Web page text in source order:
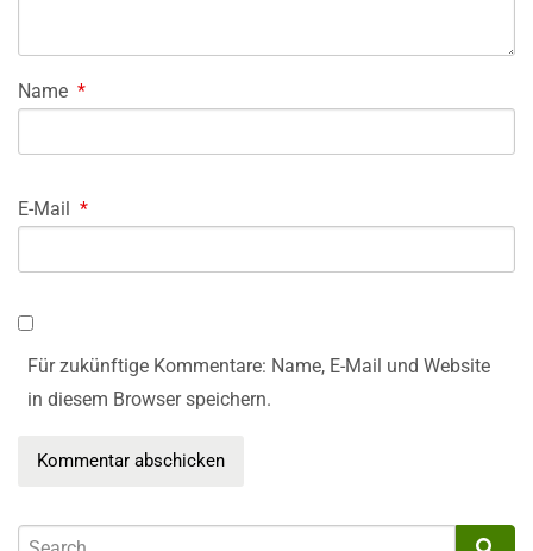
Name *
E-Mail *
Für zukünftige Kommentare: Name, E-Mail und Website
in diesem Browser speichern.